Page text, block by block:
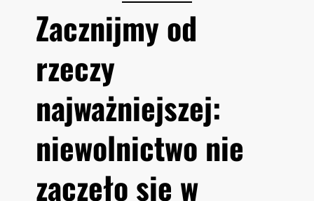
Zacznijmy od
rzeczy
najważniejszej:
niewolnictwo nie
zaczęło się w